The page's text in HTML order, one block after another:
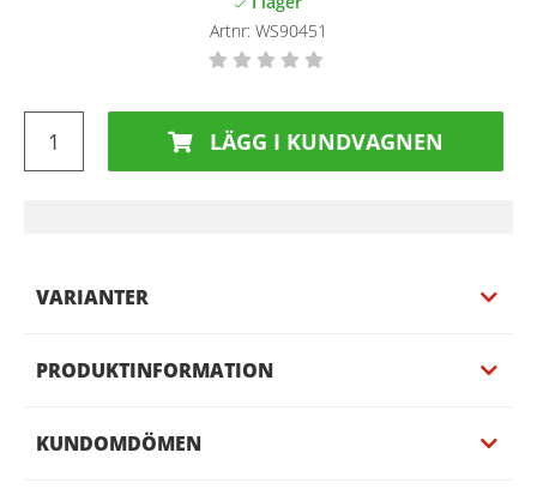
Artnr: WS90451
LÄGG I KUNDVAGNEN
VARIANTER
PRODUKTINFORMATION
KUNDOMDÖMEN